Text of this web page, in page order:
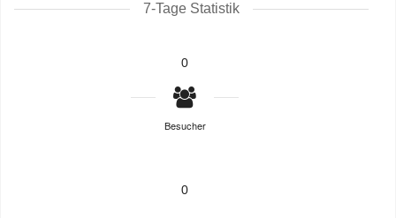
7-Tage Statistik
0
Besucher
0